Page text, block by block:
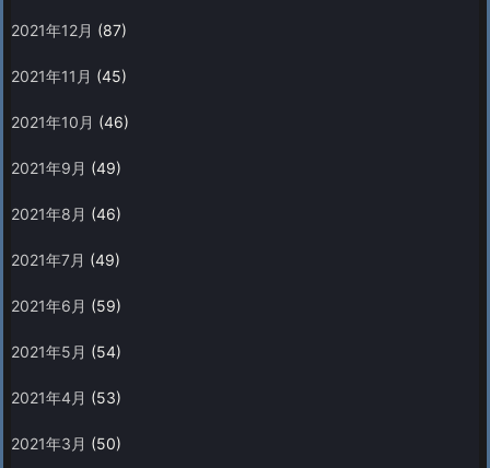
2021年12月 (87)
2021年11月 (45)
2021年10月 (46)
2021年9月 (49)
2021年8月 (46)
2021年7月 (49)
2021年6月 (59)
2021年5月 (54)
2021年4月 (53)
2021年3月 (50)